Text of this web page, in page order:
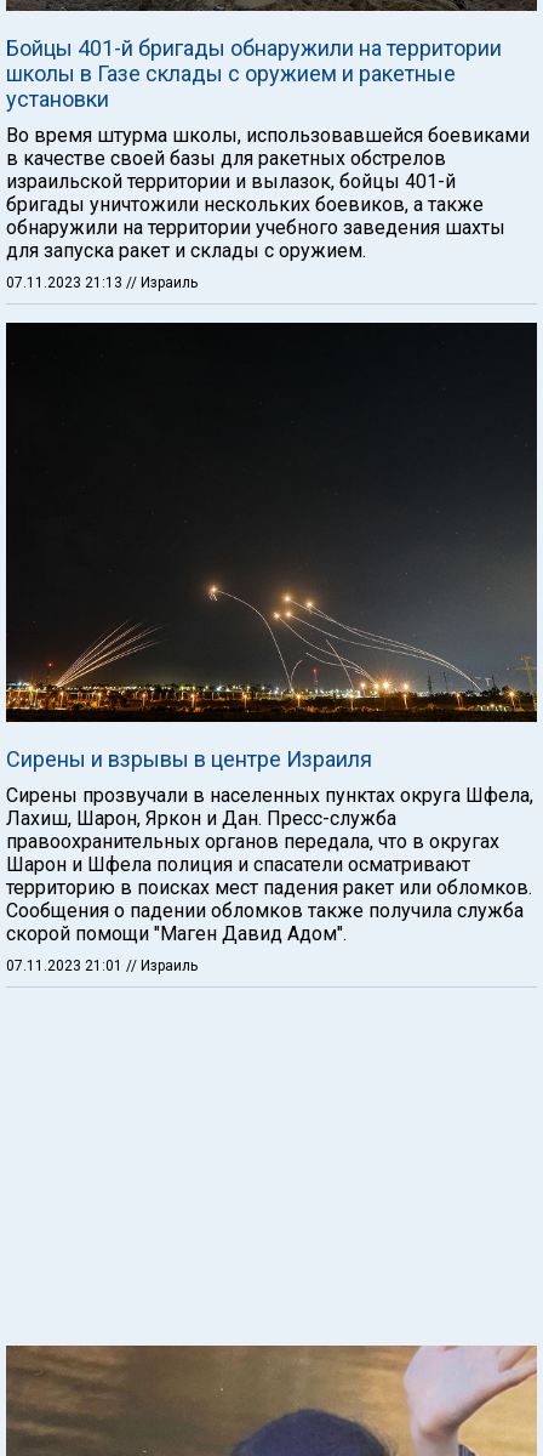
Бойцы 401-й бригады обнаружили на территории
школы в Газе склады с оружием и ракетные
установки
Во время штурма школы, использовавшейся боевиками
в качестве своей базы для ракетных обстрелов
израильской территории и вылазок, бойцы 401-й
бригады уничтожили нескольких боевиков, а также
обнаружили на территории учебного заведения шахты
для запуска ракет и склады с оружием.
07.11.2023 21:13 // Израиль
Сирены и взрывы в центре Израиля
Сирены прозвучали в населенных пунктах округа Шфела,
Лахиш, Шарон, Яркон и Дан. Пресс-служба
правоохранительных органов передала, что в округах
Шарон и Шфела полиция и спасатели осматривают
территорию в поисках мест падения ракет или обломков.
Сообщения о падении обломков также получила служба
скорой помощи "Маген Давид Адом".
07.11.2023 21:01 // Израиль